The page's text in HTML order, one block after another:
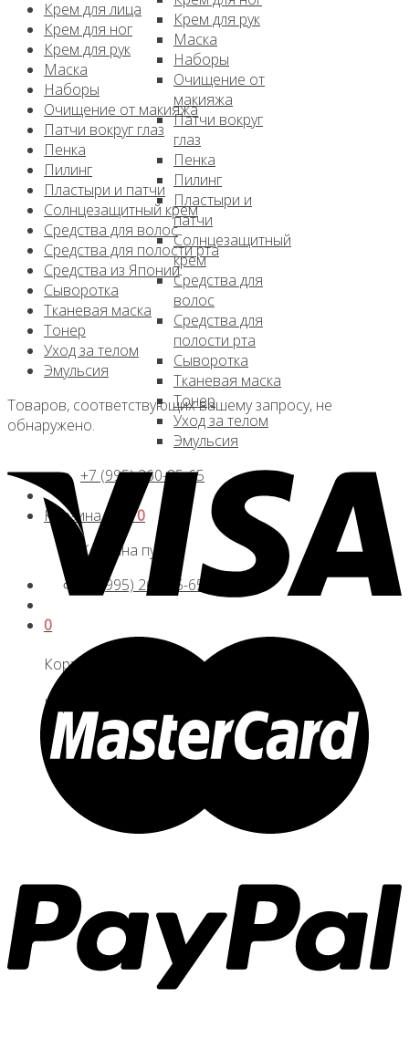
Крем для рук
Маска
Наборы
Очищение от
макияжа
Патчи вокруг
глаз
Пенка
Пилинг
Пластыри и
патчи
Солнцезащитный
крем
Средства для
волос
Средства для
полости рта
Сыворотка
Тканевая маска
Тонер
Уход за телом
Эмульсия
+7 (995) 260-85-65
Корзина /
0
Корзина пуста.
+7 (995) 260-85-65
0
Корзина
Корзина пуста.
Крем для лица
Крем для ног
Крем для рук
Маска
Наборы
Очищение от макияжа
Патчи вокруг глаз
Пенка
Пилинг
Пластыри и патчи
Солнцезащитный крем
Средства для волос
Средства для полости рта
Средства из Японии
Сыворотка
Тканевая маска
Тонер
Уход за телом
Эмульсия
Товаров, соответствующих вашему запросу, не
обнаружено.